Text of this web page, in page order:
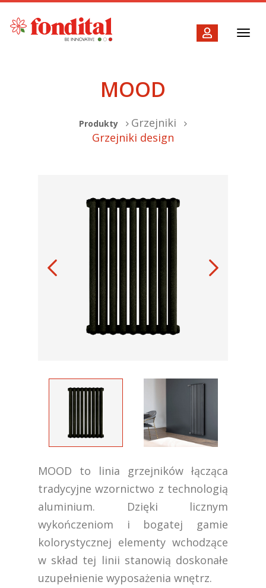
MOOD
Produkty
Grzejniki
Grzejniki design
MOOD to linia grzejników łącząca
tradycyjne wzornictwo z technologią
aluminium. Dzięki licznym
wykończeniom i bogatej gamie
kolorystycznej elementy wchodzące
w skład tej linii stanowią doskonałe
uzupełnienie wyposażenia wnętrz.